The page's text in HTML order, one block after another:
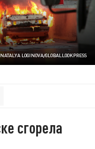
NATALYA LOGINOVA/GLOBALLOOKPRESS
сгорела